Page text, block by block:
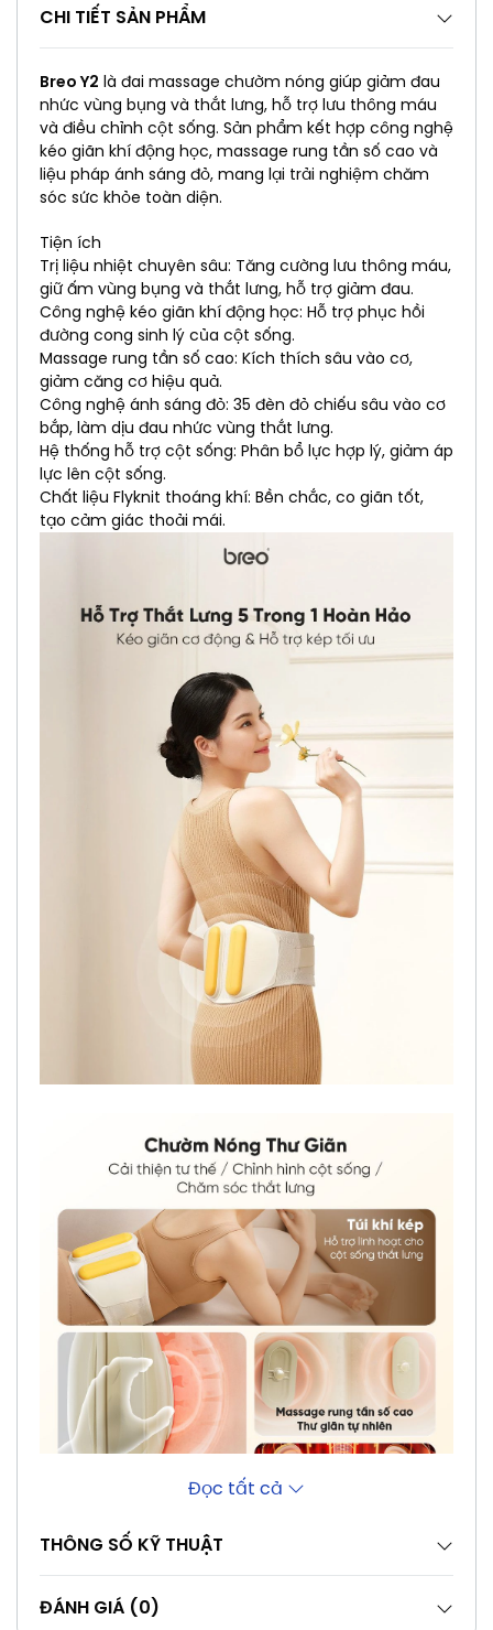
CHI TIẾT SẢN PHẨM
Breo Y2 là đai massage chườm nóng giúp giảm đau
nhức vùng bụng và thắt lưng, hỗ trợ lưu thông máu
và điều chỉnh cột sống. Sản phẩm kết hợp công nghệ
kéo giãn khí động học, massage rung tần số cao và
liệu pháp ánh sáng đỏ, mang lại trải nghiệm chăm
sóc sức khỏe toàn diện.
Tiện ích
Trị liệu nhiệt chuyên sâu: Tăng cường lưu thông máu,
giữ ấm vùng bụng và thắt lưng, hỗ trợ giảm đau.
Công nghệ kéo giãn khí động học: Hỗ trợ phục hồi
đường cong sinh lý của cột sống.
Massage rung tần số cao: Kích thích sâu vào cơ,
giảm căng cơ hiệu quả.
Công nghệ ánh sáng đỏ: 35 đèn đỏ chiếu sâu vào cơ
bắp, làm dịu đau nhức vùng thắt lưng.
Hệ thống hỗ trợ cột sống: Phân bổ lực hợp lý, giảm áp
lực lên cột sống.
Chất liệu Flyknit thoáng khí: Bền chắc, co giãn tốt,
tạo cảm giác thoải mái.
Đọc tất cả
THÔNG SỐ KỸ THUẬT
ĐÁNH GIÁ (0)